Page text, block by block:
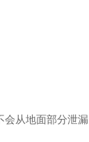
从地面部分泄漏